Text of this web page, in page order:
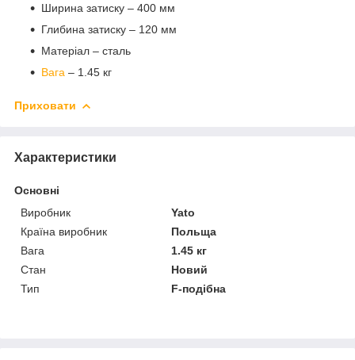
Ширина затиску – 400 мм
Глибина затиску – 120 мм
Матеріал – сталь
Вага – 1.45 кг
Приховати
Характеристики
Основні
Виробник
Yato
Країна виробник
Польща
Вага
1.45 кг
Стан
Новий
Тип
F-подібна